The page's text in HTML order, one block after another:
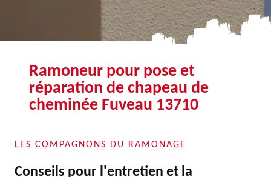
Ramoneur pour pose et
réparation de chapeau de
cheminée Fuveau 13710
LES COMPAGNONS DU RAMONAGE
Conseils pour l'entretien et la